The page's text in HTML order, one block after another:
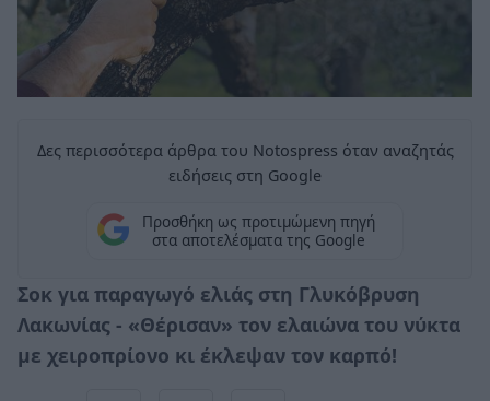
Δες περισσότερα άρθρα του Notospress όταν αναζητάς
ειδήσεις στη Google
Προσθήκη ως προτιμώμενη πηγή
στα αποτελέσματα της Google
Σοκ για παραγωγό ελιάς στη Γλυκόβρυση
Λακωνίας - «Θέρισαν» τον ελαιώνα του νύκτα
με χειροπρίονο κι έκλεψαν τον καρπό!